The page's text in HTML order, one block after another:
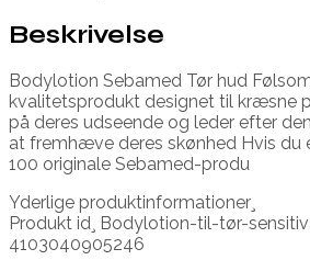
Beskrivelse
Bodylotion Sebamed Tør hud
kvalitetsprodukt designet til kræsne
på deres udseende og leder efter
at fremhæve deres skønhed Hvis du
100 originale Sebamed-produ
Yderlige produktinformationer¸
Produkt id¸ Bodylotion-til-tør-
4103040905246